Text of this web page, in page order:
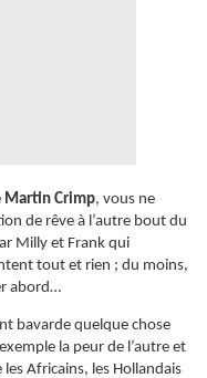
Martin Crimp, vous ne
de rêve à l’autre bout du
Milly et Frank qui
tout et rien ; du moins,
abord…
bavarde quelque chose
la peur de l’autre et
Africains, les Hollandais